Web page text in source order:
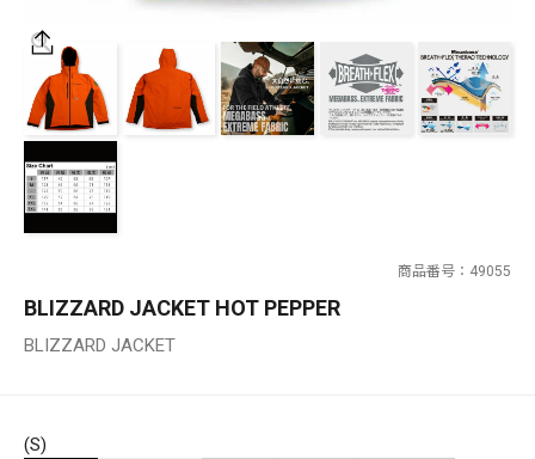
価格
PREMIUM
商品番号 49055
BLIZZARD JACKET HOT PEPPER
BLIZZARD JACKET
(S)